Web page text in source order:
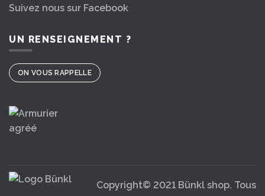
Suivez nous sur Facebook
UN RENSEIGNEMENT ?
ON VOUS RAPPELLE
Copyright© 2021 Bünkl shop. Tous